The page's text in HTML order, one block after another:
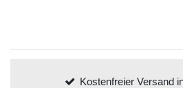
Kostenfreier Versand